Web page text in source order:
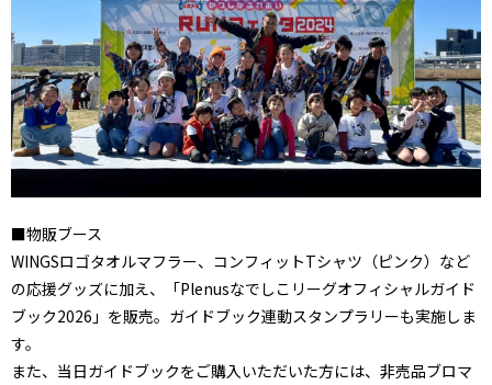
■物販ブース
WINGSロゴタオルマフラー、コンフィットTシャツ（ピンク）など
の応援グッズに加え、「Plenusなでしこリーグオフィシャルガイド
ブック2026」を販売。ガイドブック連動スタンプラリーも実施しま
す。
また、当日ガイドブックをご購入いただいた方には、非売品ブロマ